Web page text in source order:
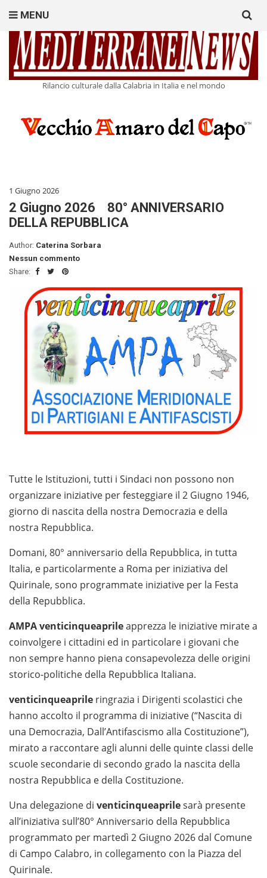
Rilancio culturale dalla Calabria in Italia e nel mondo
MENU
for:
1 Giugno 2026
2 Giugno 2026 80° ANNIVERSARIO
DELLA REPUBBLICA
Author: Caterina Sorbara
Nessun commento
Share:
Tutte le Istituzioni, tutti i Sindaci non possono non
organizzare iniziative per festeggiare il 2 Giugno 1946,
giorno di nascita della nostra Democrazia e della
nostra Repubblica.
Domani, 80° anniversario della Repubblica, in tutta
Italia, e particolarmente a Roma per iniziativa del
Quirinale, sono programmate iniziative per la Festa
della Repubblica.
AMPA venticinqueaprileapprezza le iniziative mirate a
coinvolgere i cittadini ed in particolare i giovani che
non sempre hanno piena consapevolezza delle origini
storico-politiche della Repubblica Italiana.
venticinqueaprile ringrazia i Dirigenti scolastici che
hanno accolto il programma di iniziative (“Nascita di
una Democrazia, Dall’Antifascismo alla Costituzione”),
mirato a raccontare agli alunni delle quinte classi delle
scuole secondarie di secondo grado la nascita della
nostra Repubblica e della Costituzione.
Una delegazione di venticinqueaprilesarà presente
all’iniziativa sull’80° Anniversario della Repubblica
programmato per martedì 2 Giugno 2026 dal Comune
di Campo Calabro, in collegamento con la Piazza del
Quirinale.